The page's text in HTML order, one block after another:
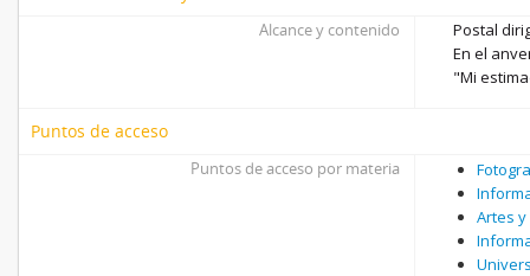
Alcance y contenido
Postal
En el
"Mi
Puntos de acceso
Puntos de acceso por materia
Artes